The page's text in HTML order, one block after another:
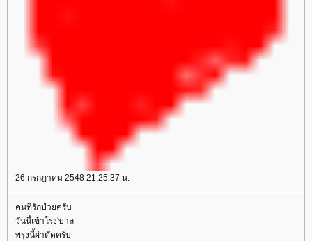
26 กรกฎาคม 2548 21:25:37 น.
คนที่รักป่วยครับ
วันนี้เข้าโรง'บาล
พรุ่งนี้ผ่าตัดครับ